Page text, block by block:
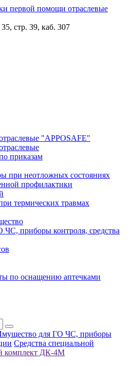
стр. 39, каб. 307
"APPOSAFE"
приказам
при неотложных состояниях
профилактики
термических травмах
приборы контроля, средства
по оснащению аптечками
для ГО ЧС, приборы
Средства специальной
комплект ДК-4М